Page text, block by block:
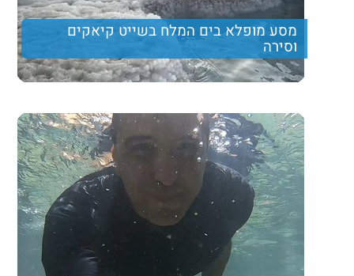
מסע מופלא בים המלח בשייט קיאקים
וסירה
מטיול המשלב מסלול הליכה קליל ומהנה, שייט סירה בים
המלח ארוחת צהרים עשירה ותצפית נוף מרהיבה
Price per person
Trip length יום מלא